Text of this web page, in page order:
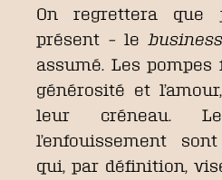
On regrettera que
présent – le business
assumé. Les
générosité et
leur créneau.
l’enfouissement
qui, par définition,